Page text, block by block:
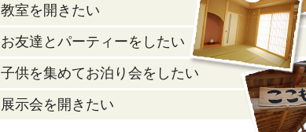
教室を開きたい
お友達とパーティーをしたい
子供を集めてお泊り会をしたい
展示会を開きたい